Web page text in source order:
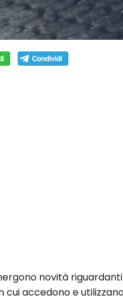
novità
accedono e